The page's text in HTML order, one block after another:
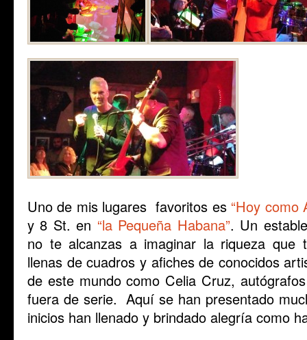
Uno de mis lugares favoritos es “Hoy como
y 8 St. en “la Pequeña Habana”. Un
no te alcanzas a imaginar la riqueza
llenas de cuadros y afiches de conocidos
de este mundo como Celia Cruz,
fuera de serie. Aquí se han presentado
inicios han llenado y brindado alegría como